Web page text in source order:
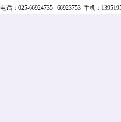
电话：025-66924735 66923753 手机：